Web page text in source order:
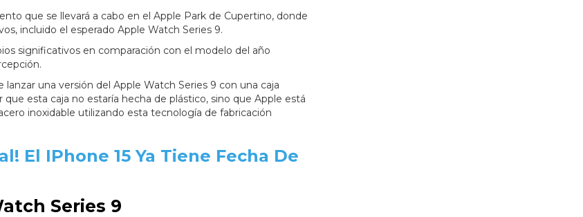
que se llevará a cabo en el Apple Park de Cupertino, donde
incluido el esperado Apple Watch Series 9.
significativos en comparación con el modelo del año
una versión del Apple Watch Series 9 con una caja
esta caja no estaría hecha de plástico, sino que Apple está
inoxidable utilizando esta tecnología de fabricación
El IPhone 15 Ya Tiene Fecha De
Series 9